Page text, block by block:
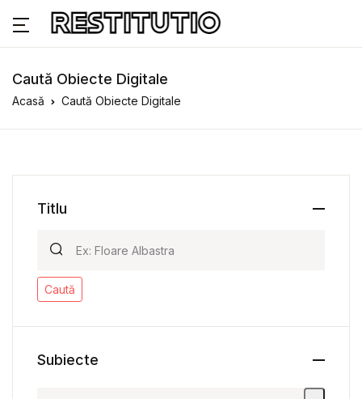
Caută Obiecte Digitale
Acasă Caută Obiecte Digitale
Titlu
Caută
Subiecte